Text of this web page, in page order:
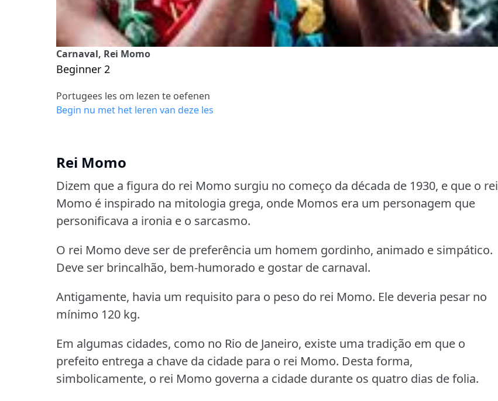
Carnaval, Rei Momo
Beginner 2
Portugees les om lezen te oefenen
Begin nu met het leren van deze les
Rei Momo
Dizem que a figura do rei Momo surgiu no começo da década de 1930, e que o rei
Momo é inspirado na mitologia grega, onde Momos era um personagem que
personificava a ironia e o sarcasmo.
O rei Momo deve ser de preferência um homem gordinho, animado e simpático.
Deve ser brincalhão, bem-humorado e gostar de carnaval.
Antigamente, havia um requisito para o peso do rei Momo. Ele deveria pesar no
mínimo 120 kg.
Em algumas cidades, como no Rio de Janeiro, existe uma tradição em que o
prefeito entrega a chave da cidade para o rei Momo. Desta forma,
simbolicamente, o rei Momo governa a cidade durante os quatro dias de folia.